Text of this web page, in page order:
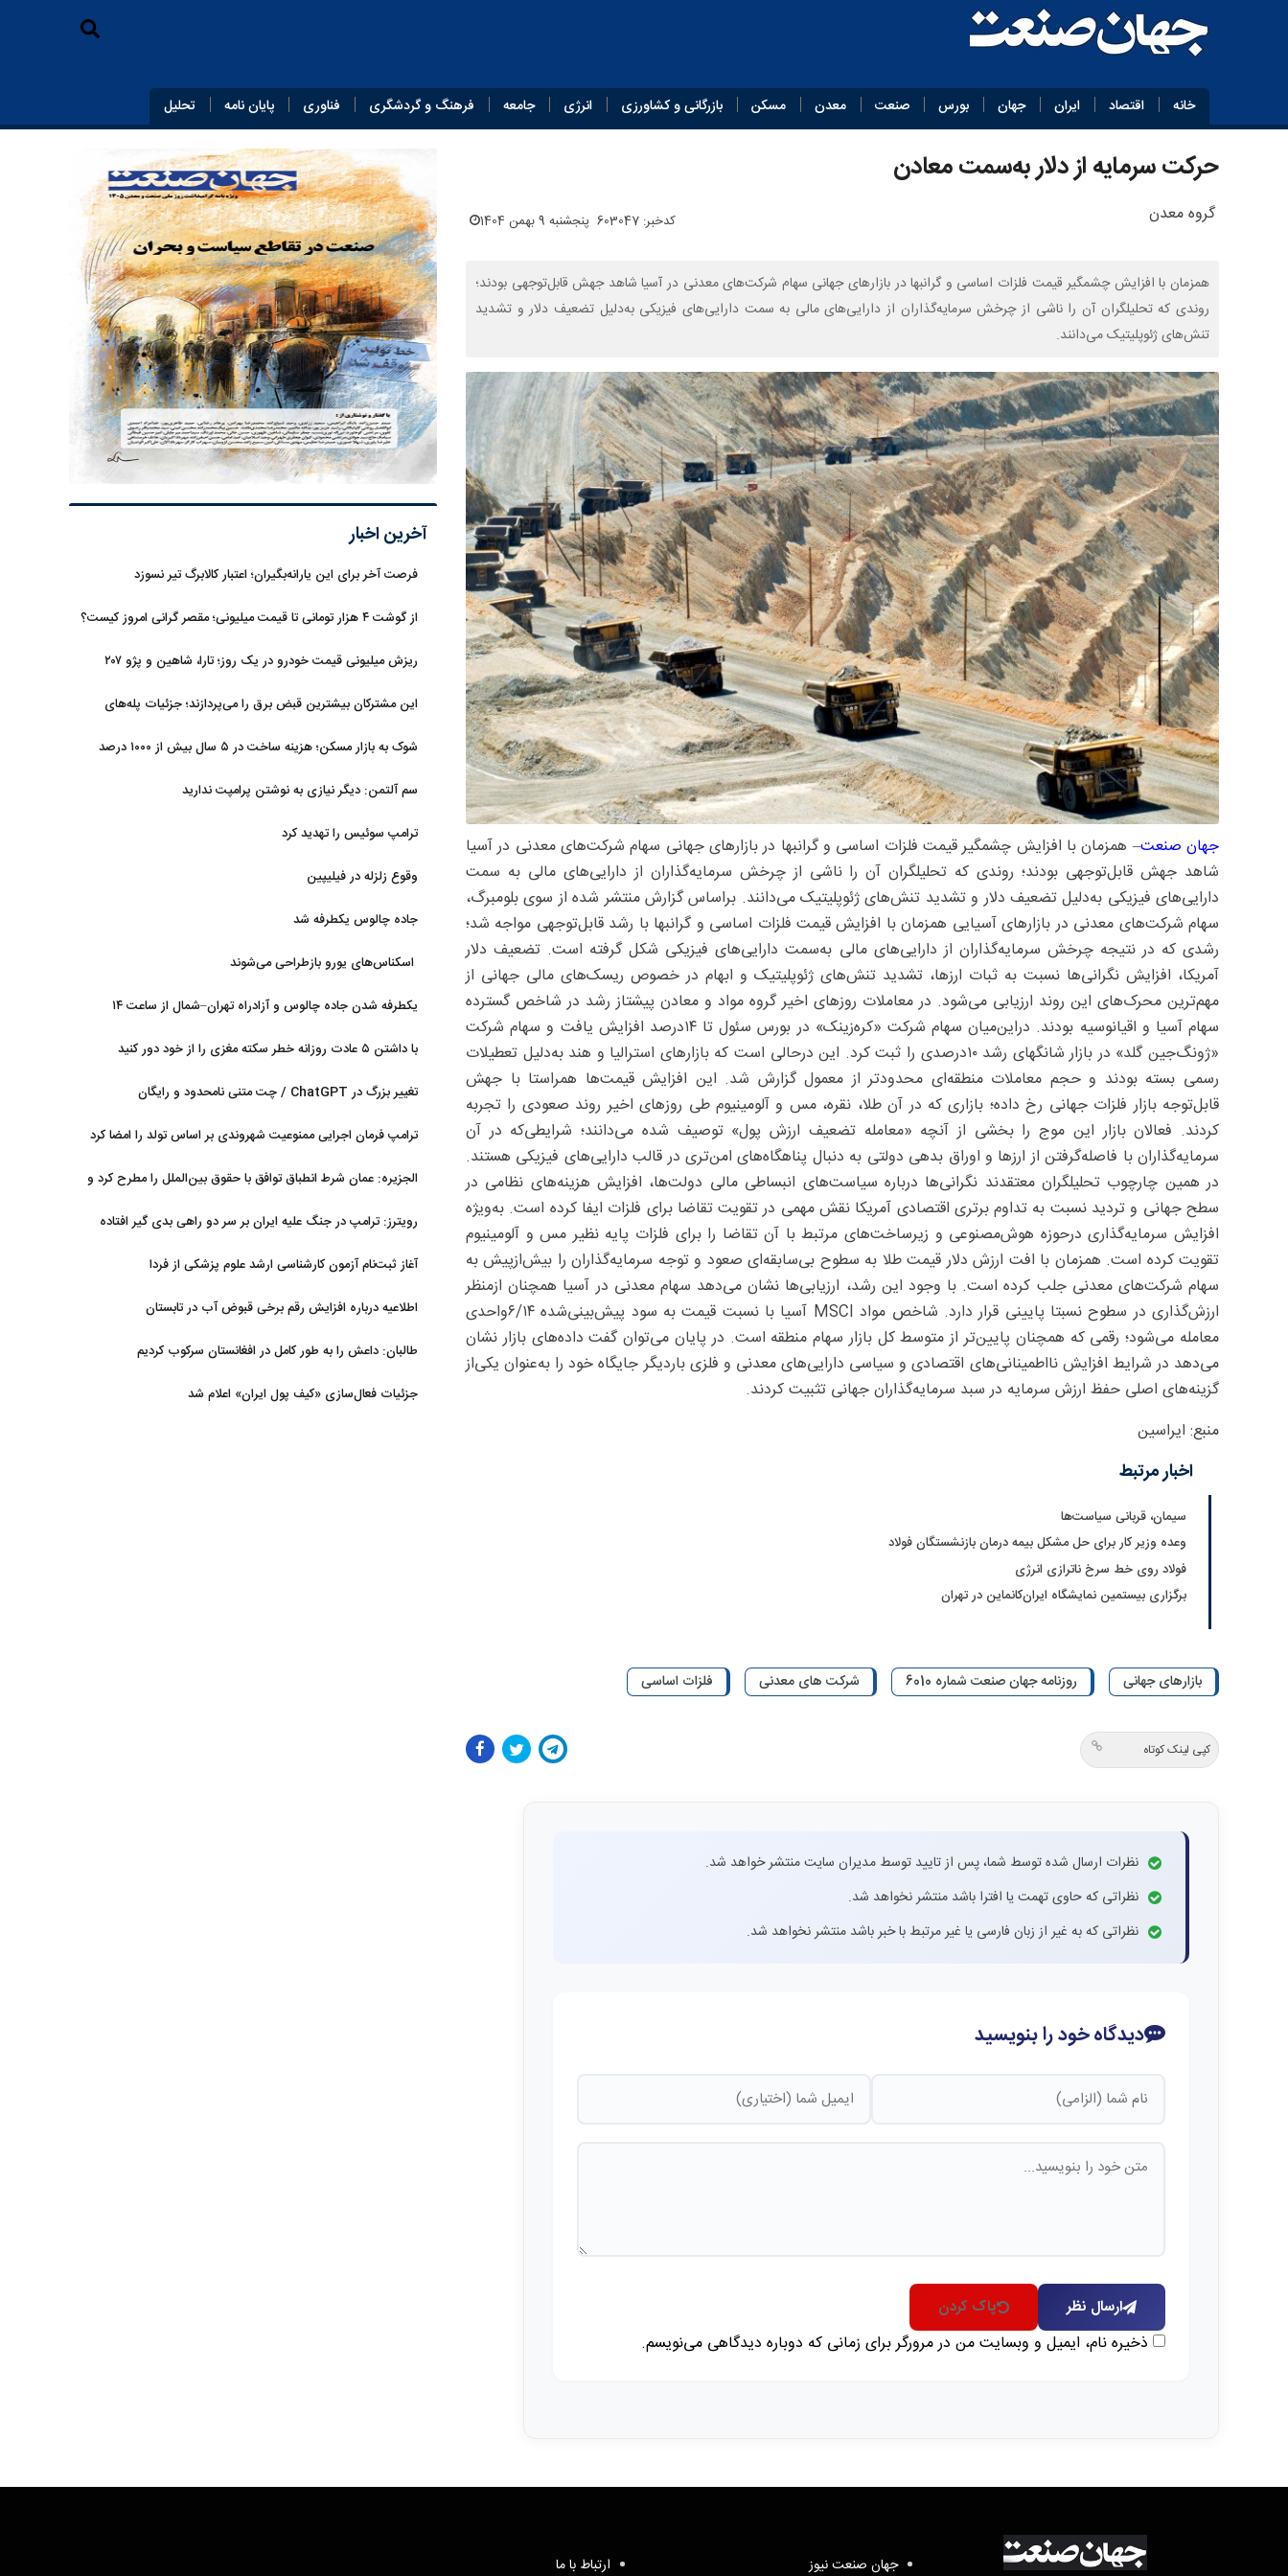
خانه اقتصاد ایران جهان بورس صنعت معدن مسکن بازرگانی و کشاورزی انرژی جامعه فرهنگ و گردشگری فناوری پایان‌ نامه تحلیل
حرکت سرمایه از دلار به‌سمت معادن
گروه معدن کدخبر: 603047 پنجشنبه 9 بهمن 1404
همزمان با افزایش چشمگیر قیمت فلزات اساسی و گرانبها در بازارهای جهانی سهام شرکت‌های معدنی در آسیا شاهد جهش قابل‌توجهی بودند؛
روندی که تحلیلگران آن را ناشی از چرخش سرمایه‌گذاران از دارایی‌های مالی به سمت دارایی‌های فیزیکی به‌دلیل تضعیف دلار و تشدید
تنش‌های ژئوپلیتیک می‌دانند.
جهان صنعت– همزمان با افزایش چشمگیر قیمت فلزات اساسی و گرانبها در بازارهای جهانی سهام شرکت‌های معدنی در آسیا
شاهد جهش قابل‌توجهی بودند؛ روندی که تحلیلگران آن را ناشی از چرخش سرمایه‌گذاران از دارایی‌های مالی به سمت
دارایی‌های فیزیکی به‌دلیل تضعیف دلار و تشدید تنش‌های ژئوپلیتیک می‌دانند. براساس گزارش منتشر شده از سوی بلومبرگ،
سهام شرکت‌های معدنی در بازارهای آسیایی همزمان با افزایش قیمت فلزات اساسی و گرانبها با رشد قابل‌توجهی مواجه شد؛
رشدی که در نتیجه چرخش سرمایه‌گذاران از دارایی‌های مالی به‌سمت دارایی‌های فیزیکی شکل گرفته است. تضعیف دلار
آمریکا، افزایش نگرانی‌ها نسبت به ثبات ارزها، تشدید تنش‌های ژئوپلیتیک و ابهام در خصوص ریسک‌های مالی جهانی از
مهم‌ترین محرک‌های این روند ارزیابی می‌شود. در معاملات روزهای اخیر گروه مواد و معادن پیشتاز رشد در شاخص گسترده
سهام آسیا و اقیانوسیه بودند. دراین‌میان سهام شرکت «کره‌زینک» در بورس سئول تا ۱۴‌درصد افزایش یافت و سهام شرکت
«ژونگ‌جین گلد» در بازار شانگهای رشد ۱۰‌درصدی را ثبت کرد. این درحالی است که بازارهای استرالیا و هند به‌دلیل تعطیلات
رسمی بسته بودند و حجم معاملات منطقه‌ای محدودتر از معمول گزارش شد. این افزایش قیمت‌ها همراستا با جهش
قابل‌توجه بازار فلزات جهانی رخ داده؛ بازاری که در آن طلا، نقره، مس و آلومینیوم طی روزهای اخیر روند صعودی را تجربه
کردند. فعالان بازار این موج را بخشی از آنچه «معامله تضعیف ارزش پول» توصیف شده می‌دانند؛ شرایطی‌که در آن
سرمایه‌گذاران با فاصله‌گرفتن از ارزها و اوراق بدهی دولتی به دنبال پناهگاه‌های امن‌تری در قالب دارایی‌های فیزیکی هستند.
در همین چارچوب تحلیلگران معتقدند نگرانی‌ها درباره سیاست‌های انبساطی مالی دولت‌ها، افزایش هزینه‌های نظامی در
سطح جهانی و تردید نسبت به تداوم برتری اقتصادی آمریکا نقش مهمی در تقویت تقاضا برای فلزات ایفا کرده است. به‌ویژه
افزایش سرمایه‌گذاری درحوزه هوش‌مصنوعی و زیرساخت‌های مرتبط با آن تقاضا را برای فلزات پایه نظیر مس و آلومینیوم
تقویت کرده است. همزمان با افت ارزش دلار قیمت طلا به سطوح بی‌سابقه‌ای صعود و توجه سرمایه‌گذاران را بیش‌ازپیش به
سهام شرکت‌های معدنی جلب کرده است. با وجود این رشد، ارزیابی‌ها نشان می‌دهد سهام معدنی در آسیا همچنان ازمنظر
ارزش‌گذاری در سطوح نسبتا پایینی قرار دارد. شاخص مواد MSCI آسیا با نسبت قیمت به سود پیش‌بینی‌شده ۶/‌۱۴واحدی
معامله می‌شود؛ رقمی که همچنان پایین‌تر از متوسط کل بازار سهام منطقه است. در پایان می‌توان گفت داده‌های بازار نشان
می‌دهد در شرایط افزایش نااطمینانی‌های اقتصادی و سیاسی دارایی‌های معدنی و فلزی باردیگر جایگاه خود را به‌عنوان یکی‌از
گزینه‌های اصلی حفظ ارزش سرمایه در سبد سرمایه‌گذاران جهانی تثبیت کردند.
منبع: ایراسین
اخبار مرتبط
سیمان، قربانی سیاست‌ها
وعده وزیر کار برای حل مشکل بیمه درمان بازنشستگان فولاد
فولاد روی خط سرخ ناترازی انرژی
برگزاری بیستمین نمایشگاه ایران‌کانماین در تهران
بازارهای جهانی روزنامه جهان صنعت شماره 6010 شرکت های معدنی فلزات اساسی
کپی لینک کوتاه
نظرات ارسال شده توسط شما، پس از تایید توسط مدیران سایت منتشر خواهد شد.
نظراتی که حاوی تهمت یا افترا باشد منتشر نخواهد شد.
نظراتی که به غیر از زبان فارسی یا غیر مرتبط با خبر باشد منتشر نخواهد شد.
دیدگاه خود را بنویسید
ارسال نظر پاک کردن
ذخیره نام، ایمیل و وبسایت من در مرورگر برای زمانی که دوباره دیدگاهی می‌نویسم.
آخرین اخبار
فرصت آخر برای این یارانه‌بگیران؛ اعتبار کالابرگ تیر نسوزد
از گوشت ۴ هزار تومانی تا قیمت میلیونی؛ مقصر گرانی امروز کیست؟
ریزش میلیونی قیمت خودرو در یک روز؛ تارا، شاهین و پژو ۲۰۷
این مشترکان بیشترین قبض برق را می‌پردازند؛ جزئیات پله‌های
شوک به بازار مسکن؛ هزینه ساخت در ۵ سال بیش از ۱۰۰۰ درصد
سم آلتمن: دیگر نیازی به نوشتن پرامپت ندارید
ترامپ سوئیس را تهدید کرد
وقوع زلزله در فیلیپین
جاده چالوس یکطرفه شد
اسکناس‌های یورو بازطراحی می‌شوند
یکطرفه شدن جاده چالوس و آزادراه تهران–شمال از ساعت ۱۴
با داشتن ۵ عادت روزانه خطر سکته مغزی را از خود دور کنید
تغییر بزرگ در ChatGPT / چت متنی نامحدود و رایگان
ترامپ فرمان اجرایی ممنوعیت شهروندی بر اساس تولد را امضا کرد
الجزیره: عمان شرط انطباق توافق با حقوق بین‌الملل را مطرح کرد و
رویترز: ترامپ در جنگ علیه ایران بر سر دو راهی بدی گیر افتاده
آغاز ثبت‌نام‌ آزمون کارشناسی ارشد علوم پزشکی از فردا
اطلاعیه درباره افزایش رقم برخی قبوض آب در تابستان
طالبان: داعش را به طور کامل در افغانستان سرکوب کردیم
جزئیات فعال‌سازی «کیف پول ایران» اعلام شد
جهان صنعت نیوز ارتباط با ما